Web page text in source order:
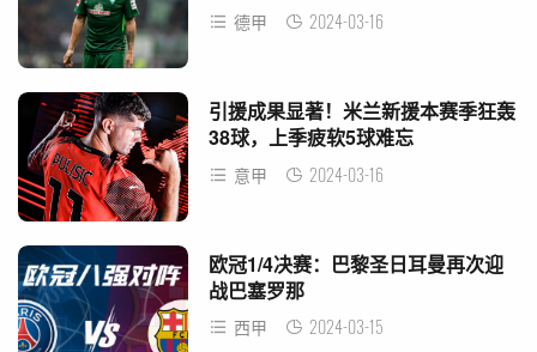
德甲 2024-03-16
引援成果显著！米兰新援本赛季狂轰
38球，上季疲软5球难忘
意甲 2024-03-16
欧冠1/4决赛：巴黎圣日耳曼再次迎
战巴塞罗那
西甲 2024-03-15